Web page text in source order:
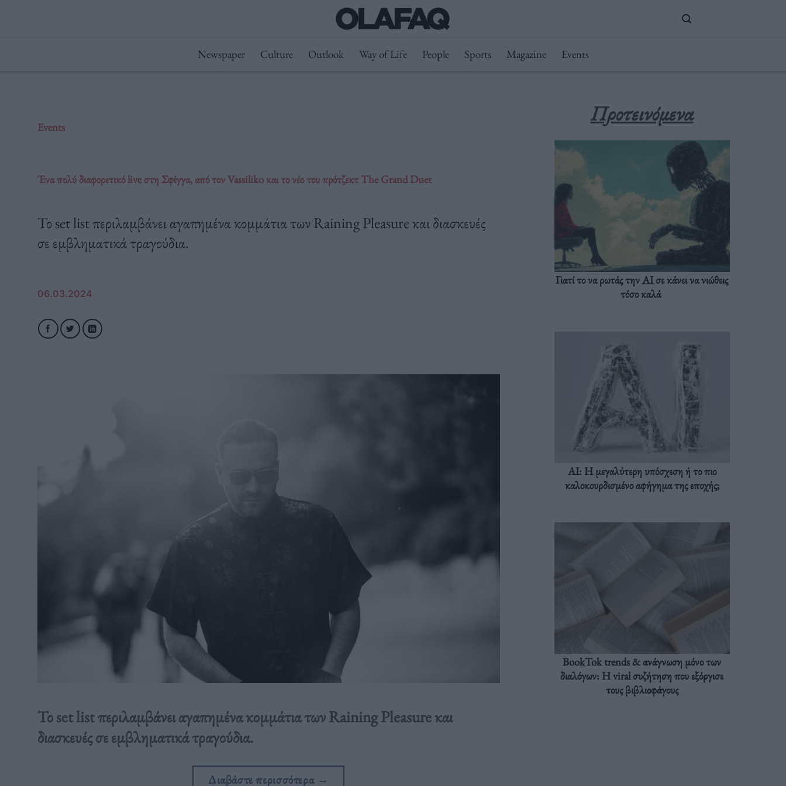
Newspaper Culture Outlook Way of Life People Sports Magazine Events
Events
Ένα πολύ διαφορετικό live στη Σφίγγα, από τον Vassiliko και το νέο του πρότζεκτ The Grand Duet
Το set list περιλαμβάνει αγαπημένα κομμάτια των Raining Pleasure και διασκευές
σε εμβληματικά τραγούδια.
06.03.2024
Το set list περιλαμβάνει αγαπημένα κομμάτια των Raining Pleasure και
διασκευές σε εμβληματικά τραγούδια.
Διαβάστε περισσότερα →
Προτεινόμενα
Γιατί το να ρωτάς την AI σε κάνει να νιώθεις
τόσο καλά
AI: Η μεγαλύτερη υπόσχεση ή το πιο
καλοκουρδισμένο αφήγημα της εποχής;
BookTok trends & ανάγνωση μόνο των
διαλόγων: Η viral συζήτηση που εξόργισε
τους βιβλιοφάγους